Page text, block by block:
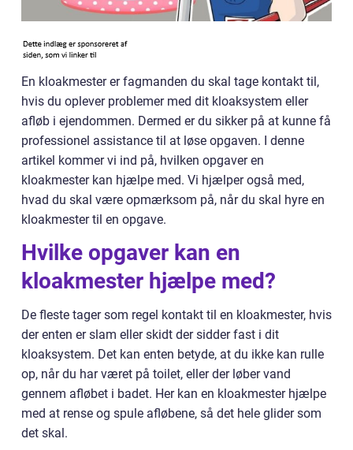
En kloakmester er fagmanden du skal tage kontakt til,
hvis du oplever problemer med dit kloaksystem eller
afløb i ejendommen. Dermed er du sikker på at kunne få
professionel assistance til at løse opgaven. I denne
artikel kommer vi ind på, hvilken opgaver en
kloakmester kan hjælpe med. Vi hjælper også med,
hvad du skal være opmærksom på, når du skal hyre en
kloakmester til en opgave.
Hvilke opgaver kan en
kloakmester hjælpe med?
De fleste tager som regel kontakt til en kloakmester, hvis
der enten er slam eller skidt der sidder fast i dit
kloaksystem. Det kan enten betyde, at du ikke kan rulle
op, når du har været på toilet, eller der løber vand
gennem afløbet i badet. Her kan en kloakmester hjælpe
med at rense og spule afløbene, så det hele glider som
det skal.